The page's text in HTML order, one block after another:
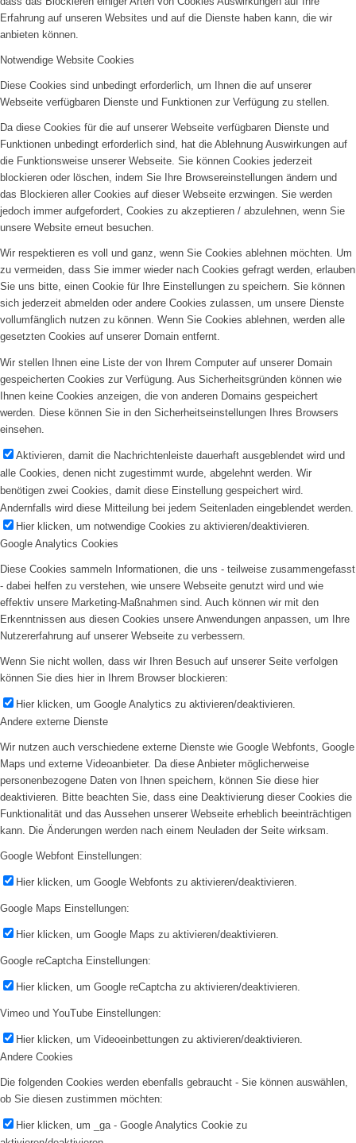
Erfahrung auf unseren Websites und auf die Dienste haben kann, die wir
anbieten können.
Notwendige Website Cookies
Diese Cookies sind unbedingt erforderlich, um Ihnen die auf unserer
Webseite verfügbaren Dienste und Funktionen zur Verfügung zu stellen.
Da diese Cookies für die auf unserer Webseite verfügbaren Dienste und
Funktionen unbedingt erforderlich sind, hat die Ablehnung Auswirkungen auf
die Funktionsweise unserer Webseite. Sie können Cookies jederzeit
blockieren oder löschen, indem Sie Ihre Browsereinstellungen ändern und
das Blockieren aller Cookies auf dieser Webseite erzwingen. Sie werden
jedoch immer aufgefordert, Cookies zu akzeptieren / abzulehnen, wenn Sie
unsere Website erneut besuchen.
Wir respektieren es voll und ganz, wenn Sie Cookies ablehnen möchten. Um
zu vermeiden, dass Sie immer wieder nach Cookies gefragt werden, erlauben
Sie uns bitte, einen Cookie für Ihre Einstellungen zu speichern. Sie können
sich jederzeit abmelden oder andere Cookies zulassen, um unsere Dienste
vollumfänglich nutzen zu können. Wenn Sie Cookies ablehnen, werden alle
gesetzten Cookies auf unserer Domain entfernt.
Wir stellen Ihnen eine Liste der von Ihrem Computer auf unserer Domain
gespeicherten Cookies zur Verfügung. Aus Sicherheitsgründen können wie
Ihnen keine Cookies anzeigen, die von anderen Domains gespeichert
werden. Diese können Sie in den Sicherheitseinstellungen Ihres Browsers
einsehen.
Aktivieren, damit die Nachrichtenleiste dauerhaft ausgeblendet wird und
alle Cookies, denen nicht zugestimmt wurde, abgelehnt werden. Wir
benötigen zwei Cookies, damit diese Einstellung gespeichert wird.
Andernfalls wird diese Mitteilung bei jedem Seitenladen eingeblendet werden.
Hier klicken, um notwendige Cookies zu aktivieren/deaktivieren.
Google Analytics Cookies
Diese Cookies sammeln Informationen, die uns - teilweise zusammengefasst
- dabei helfen zu verstehen, wie unsere Webseite genutzt wird und wie
effektiv unsere Marketing-Maßnahmen sind. Auch können wir mit den
Erkenntnissen aus diesen Cookies unsere Anwendungen anpassen, um Ihre
Nutzererfahrung auf unserer Webseite zu verbessern.
Wenn Sie nicht wollen, dass wir Ihren Besuch auf unserer Seite verfolgen
können Sie dies hier in Ihrem Browser blockieren:
Hier klicken, um Google Analytics zu aktivieren/deaktivieren.
Andere externe Dienste
Wir nutzen auch verschiedene externe Dienste wie Google Webfonts, Google
Maps und externe Videoanbieter. Da diese Anbieter möglicherweise
personenbezogene Daten von Ihnen speichern, können Sie diese hier
deaktivieren. Bitte beachten Sie, dass eine Deaktivierung dieser Cookies die
Funktionalität und das Aussehen unserer Webseite erheblich beeinträchtigen
kann. Die Änderungen werden nach einem Neuladen der Seite wirksam.
Google Webfont Einstellungen:
Hier klicken, um Google Webfonts zu aktivieren/deaktivieren.
Google Maps Einstellungen:
Hier klicken, um Google Maps zu aktivieren/deaktivieren.
Google reCaptcha Einstellungen:
Hier klicken, um Google reCaptcha zu aktivieren/deaktivieren.
Vimeo und YouTube Einstellungen:
Hier klicken, um Videoeinbettungen zu aktivieren/deaktivieren.
Andere Cookies
Die folgenden Cookies werden ebenfalls gebraucht - Sie können auswählen,
ob Sie diesen zustimmen möchten:
Hier klicken, um _ga - Google Analytics Cookie zu